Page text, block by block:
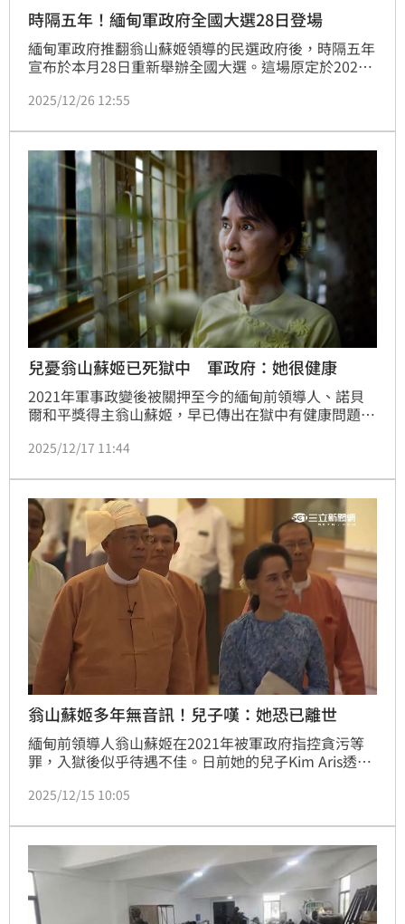
時隔五年！緬甸軍政府全國大選28日登場
緬甸軍政府推翻翁山蘇姬領導的民選政府後，時隔五年
宣布於本月28日重新舉辦全國大選。這場原定於2023
登場，但其正當性卻備受質疑。此次參與選舉的政黨，
織直指，這場選舉是在暴力與壓迫氛圍中進行，恐淪為
軍政府延續權力的工具。隨著反對聲浪升高、逮捕行動
持續，緬甸是否真能藉由選舉走向政治穩定，仍充滿變
數。
2025/12/26 12:55
兒憂翁山蘇姬已死獄中 軍政府：她很健康
2021年軍事政變後被關押至今的緬甸前領導人、諾貝
爾和平獎得主翁山蘇姬，早已傳出在獄中有健康問題。
表示，過去兩年多都無法聯繫上翁山蘇姬，渺無音訊，
翁山蘇姬「健康狀況良好」，但無提供任何證據，讓外
界對這則傳言更憂心。
2025/12/17 11:44
翁山蘇姬多年無音訊！兒子嘆：她恐已離世
緬甸前領導人翁山蘇姬在2021年被軍政府指控貪污等
罪，入獄後似乎待遇不佳。日前她的兒子Kim Aris透
健康問題」，然而直到今（2025）年，已有兩年多無
經不在人世了。」
2025/12/15 10:05